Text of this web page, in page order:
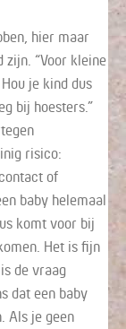
hier maar
“Voor kleine
je kind dus
bij hoesters.”
risico:
of
baby helemaal
komt voor bij
Het is fijn
de vraag
dat een baby
Als je geen